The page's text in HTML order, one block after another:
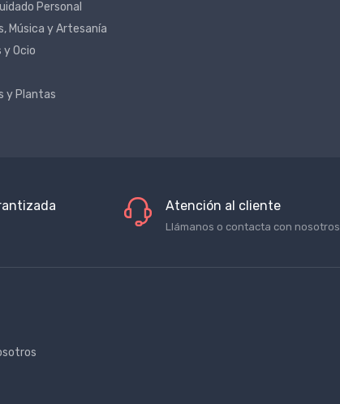
Personal
Música y Artesanía
y Ocio
y Plantas
Atención al cliente
Llámanos o contacta con nosotros